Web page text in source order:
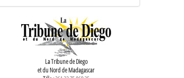
La Tribune de Diego
et du Nord de Madagascar